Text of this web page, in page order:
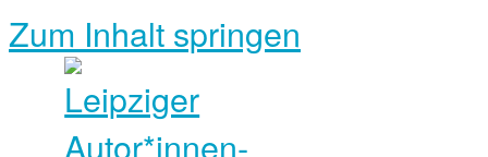
Zum Inhalt springen